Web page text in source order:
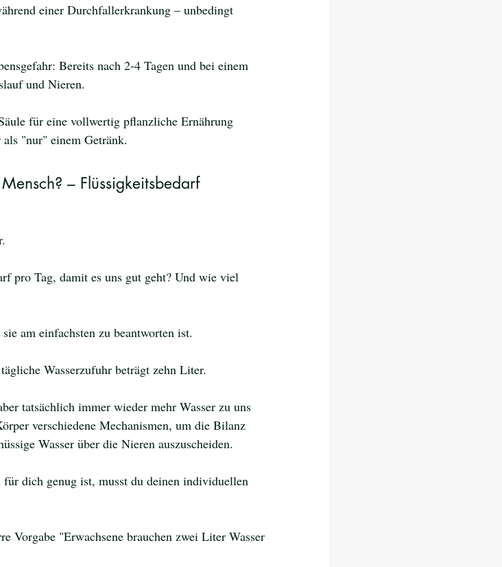
einer Durchfallerkrankung – unbedingt
Bereits nach 2-4 Tagen und bei einem
und Nieren.
für eine vollwertig pflanzliche Ernährung
"nur" einem Getränk.
– Flüssigkeitsbedarf
pro Tag, damit es uns gut geht? Und wie viel
am einfachsten zu beantworten ist.
Wasserzufuhr beträgt zehn Liter.
tatsächlich immer wieder mehr Wasser zu uns
verschiedene Mechanismen, um die Bilanz
Wasser über die Nieren auszuscheiden.
dich genug ist, musst du deinen individuellen
Vorgabe "Erwachsene brauchen zwei Liter Wasser